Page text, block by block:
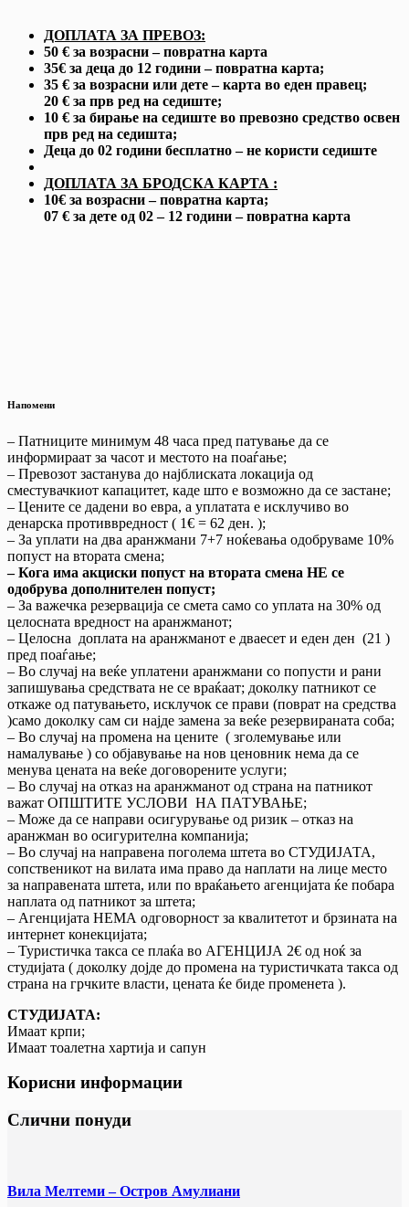
ДОПЛАТА ЗА ПРЕВОЗ:
50 € за возрасни – повратна карта
35€ за деца до 12 години – повратна карта;
35 € за возрасни или дете – карта во еден правец;
20 € за прв ред на седиште;
10 € за бирање на седиште во превозно средство освен
прв ред на седишта;
Деца до 02 години бесплатно – не користи седиште
ДОПЛАТА ЗА БРОДСКА КАРТА :
10€ за возрасни – повратна карта;
07 € за дете од 02 – 12 години – повратна карта
Напомени
– Патниците минимум 48 часа пред патување да се
информираат за часот и местото на поаѓање;
– Превозот застанува до најблиската локација од
сместувачкиот капацитет, каде што е возможно да се застане;
– Цените се дадени во евра, а уплатата е исклучиво во
денарска противвредност ( 1€ = 62 ден. );
– За уплати на два аранжмани 7+7 ноќевања одобруваме 10%
попуст на втората смена;
– Кога има акциски попуст на втората смена НЕ се
одобрува дополнителен попуст;
– За важечка резервација се смета само со уплата на 30% од
целосната вредност на аранжманот;
– Целосна доплата на аранжманот е дваесет и еден ден (21 )
пред поаѓање;
– Во случај на веќе уплатени аранжмани со попусти и рани
запишувања средствата не се враќаат; доколку патникот се
откаже од патувањето, исклучок се прави (поврат на средства
)само доколку сам си најде замена за веќе резервираната соба;
– Во случај на промена на цените ( зголемување или
намалување ) со објавување на нов ценовник нема да се
менува цената на веќе договорените услуги;
– Во случај на отказ на аранжманот од страна на патникот
важат ОПШТИТЕ УСЛОВИ НА ПАТУВАЊЕ;
– Може да се направи осигурување од ризик – отказ на
аранжман во осигурителна компанија;
– Во случај на направена поголема штета во СТУДИЈАТА,
сопственикот на вилата има право да наплати на лице место
за направената штета, или по враќањето агенцијата ќе побара
наплата од патникот за штета;
– Агенцијата НЕМА одговорност за квалитетот и брзината на
интернет конекцијата;
– Туристичка такса се плаќа во АГЕНЦИЈА 2€ од ноќ за
студијата ( доколку дојде до промена на туристичката такса од
страна на грчките власти, цената ќе биде променета ).
СТУДИЈАТА:
Имаат крпи;
Имаат тоалетна хартија и сапун
Корисни информации
Слични понуди
Вила Мелтеми – Остров Амулиани